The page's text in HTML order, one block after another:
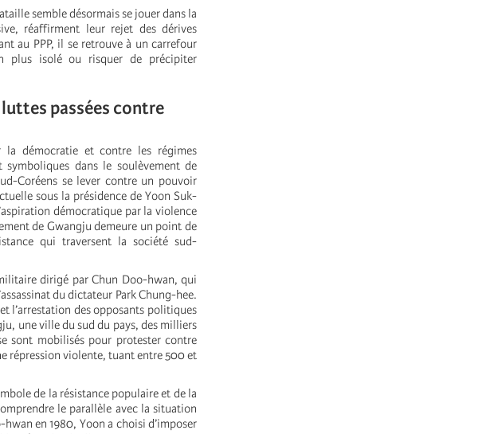
semble désormais se jouer dans la
réaffirment leur rejet des dérives
au PPP, il se retrouve à un carrefour
plus isolé ou risquer de précipiter
passées contre
la démocratie et contre les régimes
dans le soulèvement de
Coréens se lever contre un pouvoir
sous la présidence de Yoon Suk-
démocratique par la violence
de Gwangju demeure un point de
qui traversent la société sud-
dirigé par Chun Doo-hwan, qui
du dictateur Park Chung-hee.
l’arrestation des opposants politiques
une ville du sud du pays, des milliers
sont mobilisés pour protester contre
répression violente, tuant entre 500 et
de la résistance populaire et de la
le parallèle avec la situation
en 1980, Yoon a choisi d’imposer